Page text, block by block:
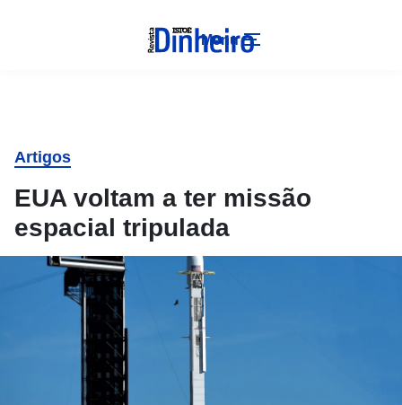
Menu
Artigos
EUA voltam a ter missão
espacial tripulada